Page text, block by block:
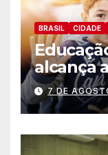
BRASIL CIDADE
alcança
história
7 DE